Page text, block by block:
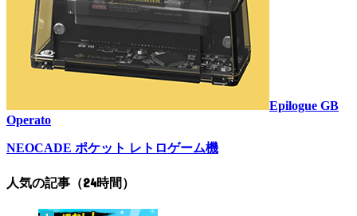
Epilogue GB
Operato
NEOCADE ポケット レトロゲーム機
人気の記事（24時間）